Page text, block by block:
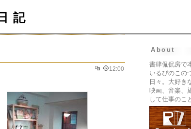
記
12:00
About
書肆侃侃房で
いるぴのこの
日々。大好き
映画、音楽、
して仕事のこ